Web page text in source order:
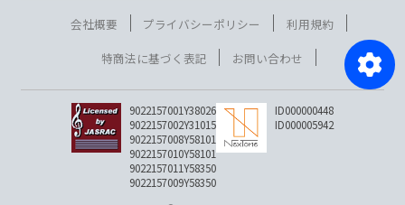
会社概要 プライバシーポリシー
利用規約
特商法に基づく表記
お問い合わせ
9022157001Y38026
9022157002Y31015
9022157008Y58101
9022157010Y58101
9022157011Y58350
9022157009Y58350
ID000000448
ID000005942